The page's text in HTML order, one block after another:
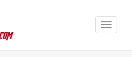
Toggle